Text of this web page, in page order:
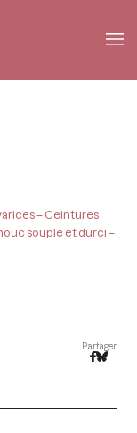
– Ceintures
souple et durci –
Partager